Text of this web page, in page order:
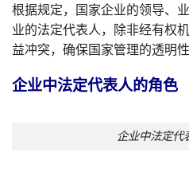
根据规定，国家企业的领导、
业的法定代表人，除非经有权
益冲突，确保国家管理的透明性
企业中法定代表人的角色
企业中法定代